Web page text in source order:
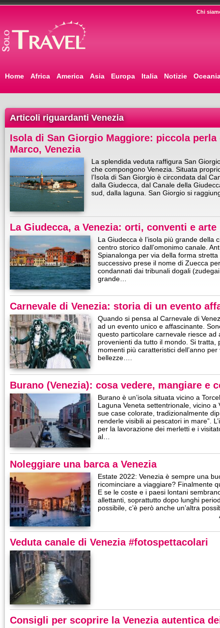
Chi
Home Africa America Asia Europa Italia Notizie
Articoli riguardanti Venezia
Isola di San Giorgio Maggiore: piccola perla
Marco, Venezia
La splendida veduta raffigura San
che compongono Venezia. Situata
l’Isola di San Giorgio è circondata dal
dalla Giudecca, dal Canale della
sud, dalla laguna. San Giorgio si
La Giudecca, a Venezia: orti, conventi e arte
La Giudecca è l’isola più grande della
centro storico dall’omonimo canale.
Spianalonga per via della forma
successivo prese il nome di Zuecca
condannati dai tribunali dogali
grande…
Carnevale di Venezia: storia di un evento
Quando si pensa al Carnevale di
ad un evento unico e affascinante.
questo particolare carnevale riesce ad
provenienti da tutto il mondo. Si tratta,
momenti più caratteristici dell’anno
bellezze….
Burano (Venezia): cosa vedere, mangiare e
Burano è un’isola situata vicino a
Laguna Veneta settentrionale, vicino a
sue case colorate, tradizionalmente
renderle visibili ai pescatori in mare”.
per la lavorazione dei merletti e i
al…
Noleggiare una barca a Venezia
Estate 2022: Venezia è sempre una
ricominciare a viaggiare? Finalmente
E se le coste e i paesi lontani
allettanti, soprattutto dopo lunghi
possibile, c’è però anche un’altra
Veduta canale di Venezia #fotospettacolari
Consigli per scoprire la Venezia autentica